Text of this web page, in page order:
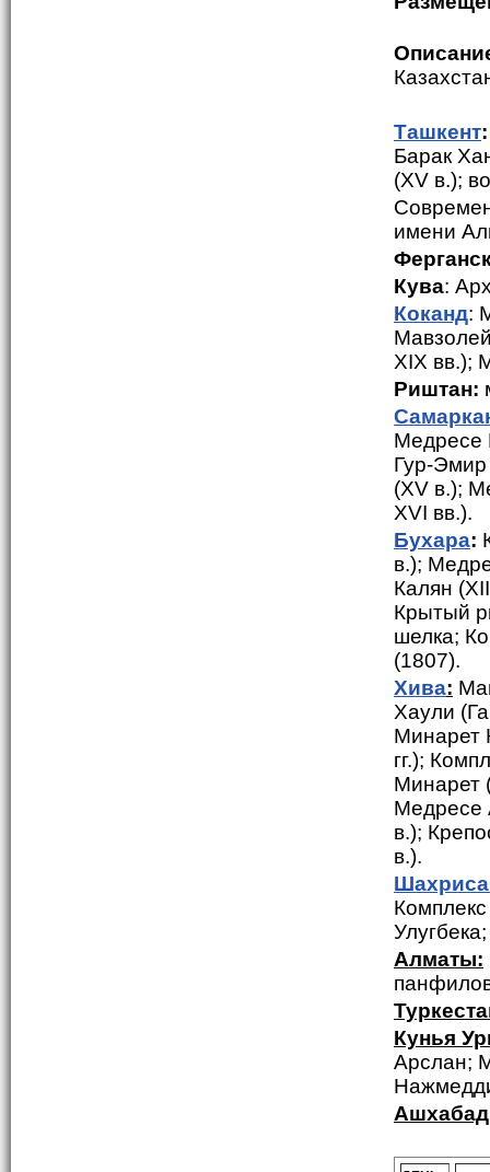
Ташкент:
Барак
(XV в.);
имени
Кува:
Коканд:
XIX вв.);
Риштан:
Медресе
Гур-Эмир
(XV в.);
XVI вв.).
Бухара:
в.);
Калян
Крытый
шелка;
(1807).
Хива:
Хаули
Минарет
гг.);
Минарет
Медресе
в.);
в.).
Алматы:
Кунья
Арслан;